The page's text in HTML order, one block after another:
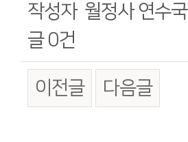
작성자 월정사 연수국
글 0건
이전글 다음글